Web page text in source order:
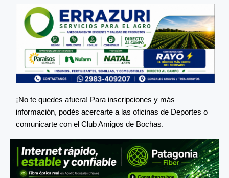
¡No te quedes afuera! Para inscripciones y más
información, podés acercarte a las oficinas de Deportes o
comunicarte con el Club Amigos de Bochas.